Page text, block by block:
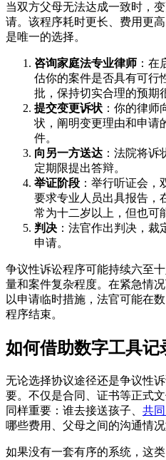
当双方父母无法达成一致时，
请。该程序耗时更长、费用更
是唯一的选择。
咨询家庭法专业律师 ：
估你的案件是否具有可行
批，保持切实合理的预期
提交变更诉状 ：你的律
状，阐明变更理由和申请
件。
向另一方送达 ：法院将
定期限提出答辩。
举证阶段 ：举行听证会
要求专业人员出具报告，
常为十二岁以上，但也可
判决 ：法官作出判决，
申请。
争议性诉讼程序可能持续六至
量和案件复杂程度。在紧急情
以申请临时措施，法官可能在
程序结束。
如何借助数字工具记
无论选择协议途径还是争议性
要。不仅是合同、证书等正式
同样重要：谁去接送孩子、 共
哪些费用、父母之间的沟通情况
如果没有一套有序的系统，这